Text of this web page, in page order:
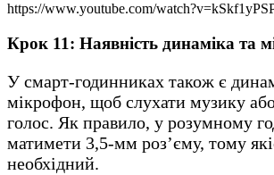
https://www.youtube.com/
Крок 11: Наявність динаміка та
У смарт-годинниках також є
мікрофон, щоб слухати музику
голос. Як правило, у розумному
матимети 3,5-мм роз’єму, тому
необхідний.